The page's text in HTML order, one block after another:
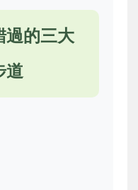
過的三大
道